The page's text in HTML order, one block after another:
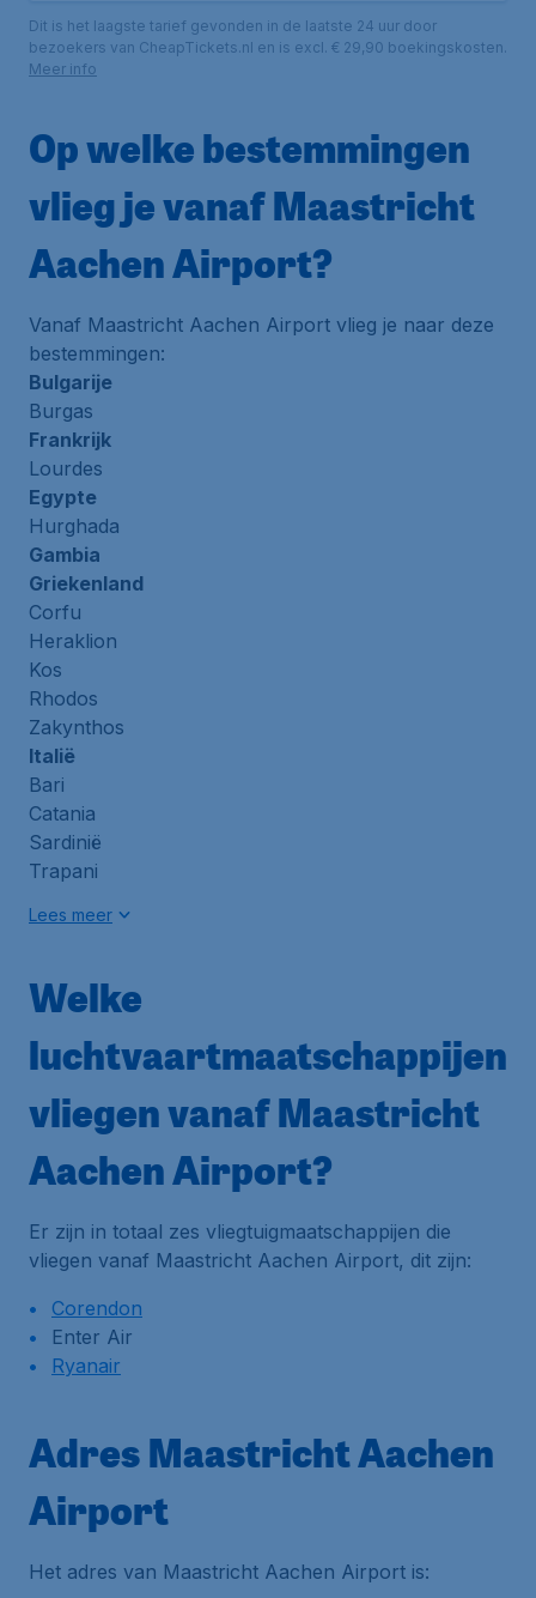
Dit is het laagste tarief gevonden in de laatste 24 uur door
bezoekers van CheapTickets.nl en is excl. € 29,90 boekingskosten.
Meer info
Op welke bestemmingen
vlieg je vanaf Maastricht
Aachen Airport?
Vanaf Maastricht Aachen Airport vlieg je naar deze
bestemmingen:
Bulgarije
Burgas
Frankrijk
Lourdes
Egypte
Hurghada
Gambia
Griekenland
Corfu
Heraklion
Kos
Rhodos
Zakynthos
Italië
Bari
Catania
Sardinië
Trapani
Lees meer
Welke
luchtvaartmaatschappijen
vliegen vanaf Maastricht
Aachen Airport?
Er zijn in totaal zes vliegtuigmaatschappijen die
vliegen vanaf Maastricht Aachen Airport, dit zijn:
Corendon
Enter Air
Ryanair
Adres Maastricht Aachen
Airport
Het adres van Maastricht Aachen Airport is: